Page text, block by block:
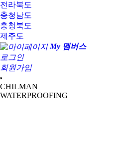
전라북도
충청남도
충청북도
제주도
My 멤버스
로그인
회원가입
CHILMAN
WATERPROOFING